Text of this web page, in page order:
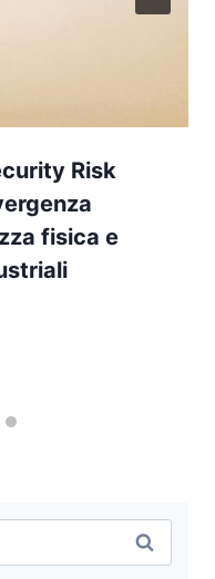
Risk
fisica e